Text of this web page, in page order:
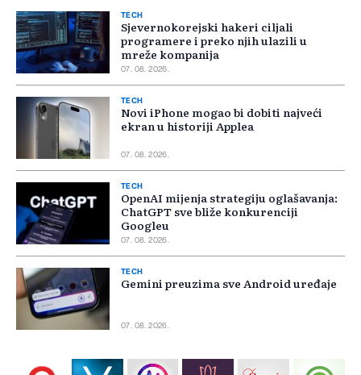
TECH
Sjevernokorejski hakeri ciljali
programere i preko njih ulazili u
mreže kompanija
07. 08. 2026.
TECH
Novi iPhone mogao bi dobiti najveći
ekran u historiji Applea
07. 08. 2026.
TECH
OpenAI mijenja strategiju oglašavanja:
ChatGPT sve bliže konkurenciji
Googleu
07. 08. 2026.
TECH
Gemini preuzima sve Android uređaje
07. 08. 2026.